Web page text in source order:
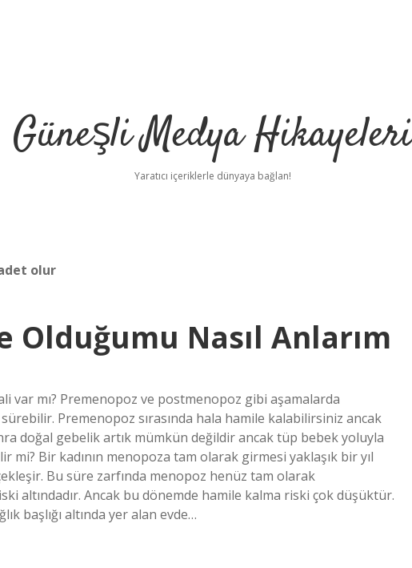
Güneşli Medya Hikayeleri
Yaratıcı içeriklerle dünyaya bağlan!
olur
Olduğumu Nasıl Anlarım
var mı? Premenopoz ve postmenopoz gibi aşamalarda
Premenopoz sırasında hala hamile kalabilirsiniz ancak
doğal gebelik artık mümkün değildir ancak tüp bebek yoluyla
Bir kadının menopoza tam olarak girmesi yaklaşık bir yıl
Bu süre zarfında menopoz henüz tam olarak
altındadır. Ancak bu dönemde hamile kalma riski çok düşüktür.
başlığı altında yer alan evde…